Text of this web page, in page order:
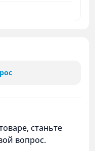
станьте
вопрос.